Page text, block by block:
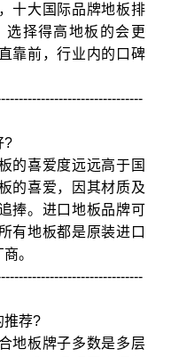
十大国际品牌地板排
选择得高地板的会更
靠前，行业内的口碑
?
喜爱度远远高于国
的喜爱，因其材质及
捧。进口地板品牌可
有地板都是原装进口
。
推荐?
地板牌子多数是多层